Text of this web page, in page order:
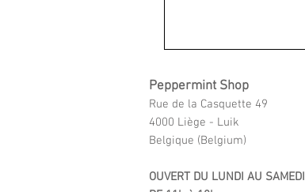
Peppermint Shop
Rue de la Casquette 49
4000 Liège - Luik
Belgique (Belgium)
OUVERT DU LUNDI AU SAMEDI